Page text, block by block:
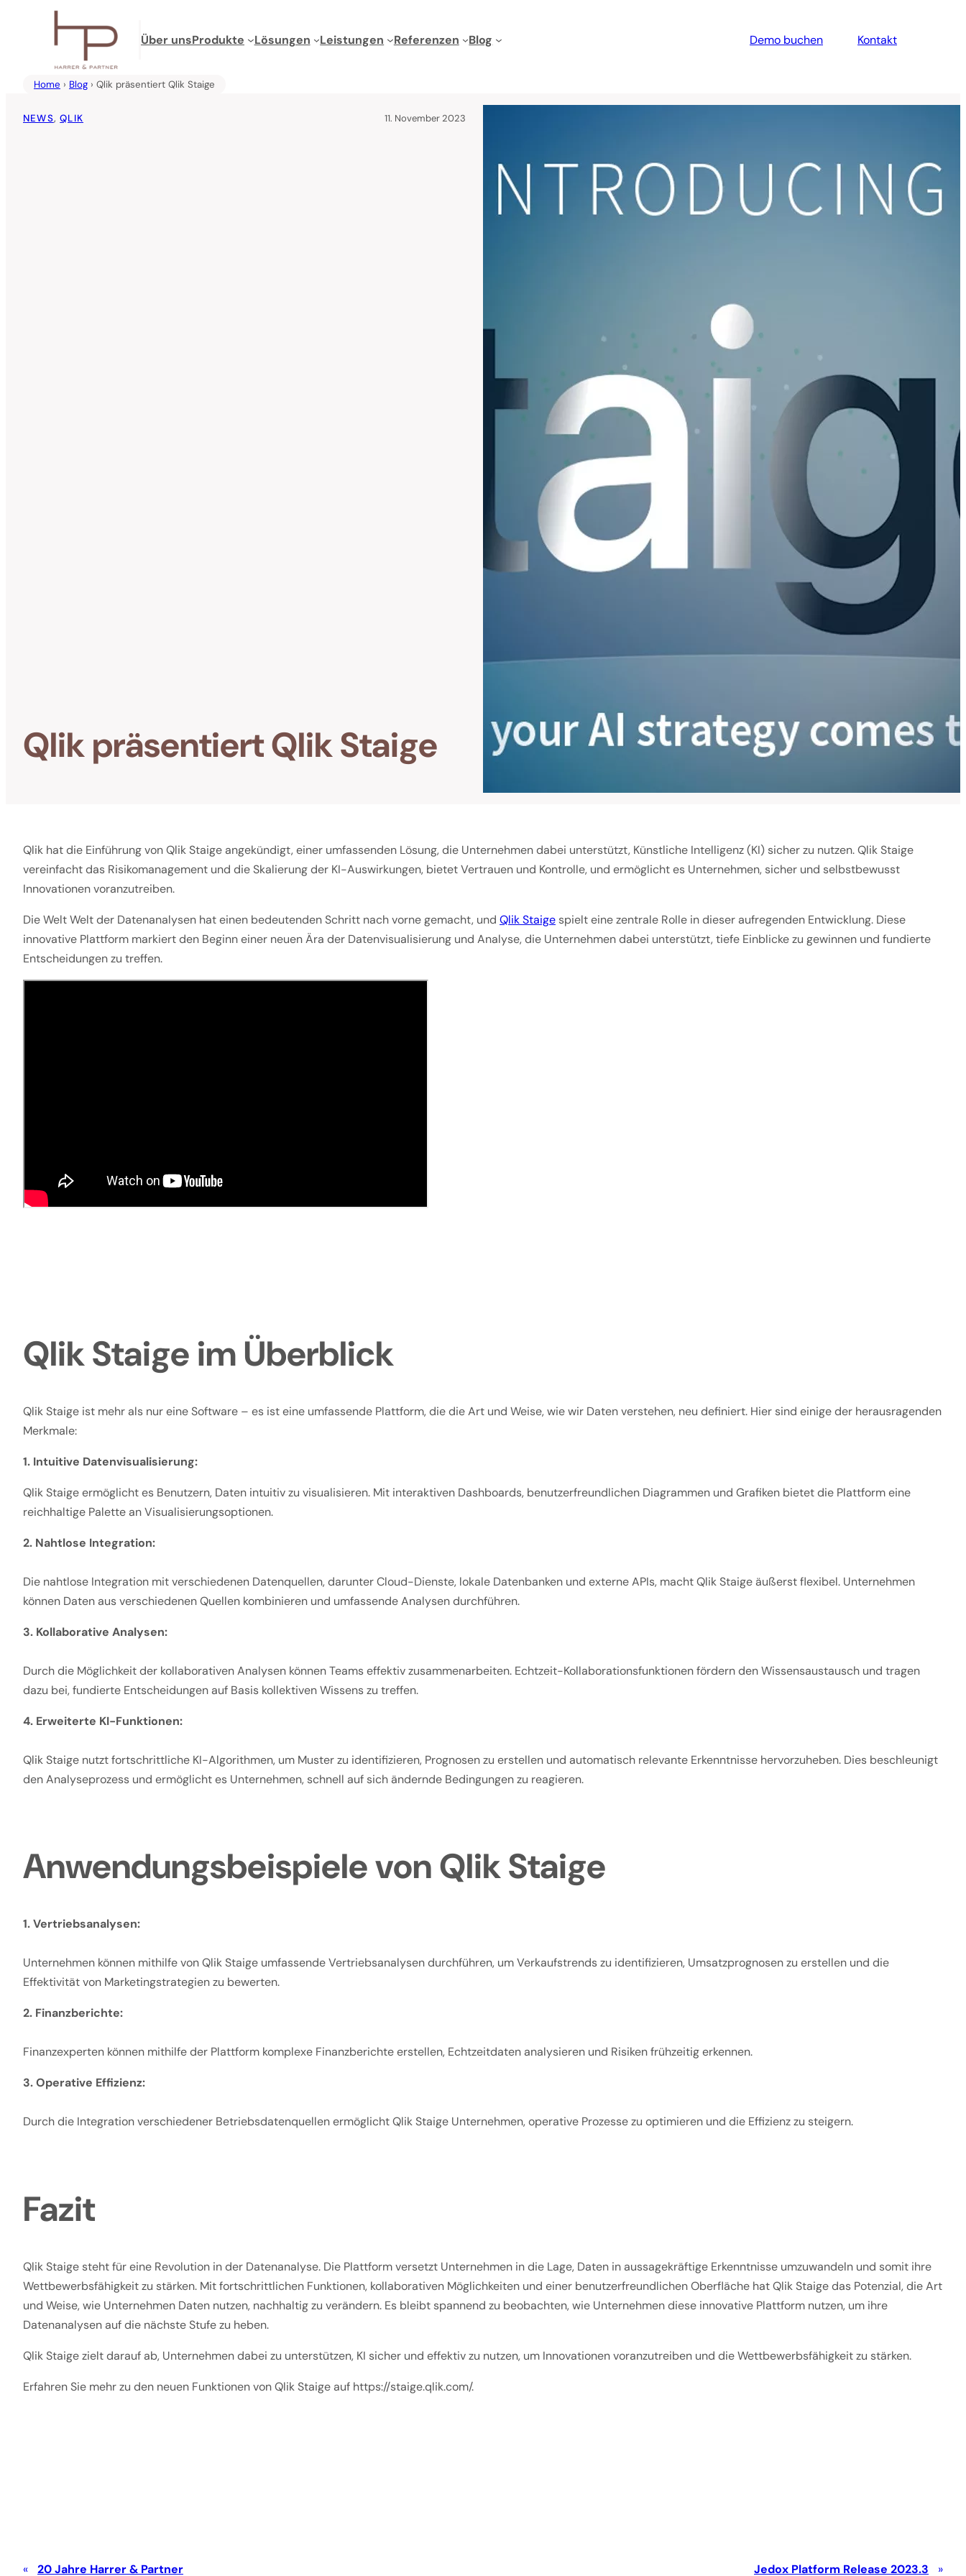
Über unsProdukte Lösungen Leistungen Referenzen Blog Demo buchen Kontakt
Home › Blog › Qlik präsentiert Qlik Staige
NEWS, QLIK 11. November 2023
Qlik präsentiert Qlik Staige
Qlik hat die Einführung von Qlik Staige angekündigt, einer umfassenden Lösung, die Unternehmen dabei unterstützt, Künstliche Intelligenz (KI) sicher zu nutzen. Qlik Staige
vereinfacht das Risikomanagement und die Skalierung der KI-Auswirkungen, bietet Vertrauen und Kontrolle, und ermöglicht es Unternehmen, sicher und selbstbewusst
Innovationen voranzutreiben.
Die Welt Welt der Datenanalysen hat einen bedeutenden Schritt nach vorne gemacht, und Qlik Staige spielt eine zentrale Rolle in dieser aufregenden Entwicklung. Diese
innovative Plattform markiert den Beginn einer neuen Ära der Datenvisualisierung und Analyse, die Unternehmen dabei unterstützt, tiefe Einblicke zu gewinnen und fundierte
Entscheidungen zu treffen.
Qlik Staige im Überblick
Qlik Staige ist mehr als nur eine Software – es ist eine umfassende Plattform, die die Art und Weise, wie wir Daten verstehen, neu definiert. Hier sind einige der herausragenden
Merkmale:
1. Intuitive Datenvisualisierung:
Qlik Staige ermöglicht es Benutzern, Daten intuitiv zu visualisieren. Mit interaktiven Dashboards, benutzerfreundlichen Diagrammen und Grafiken bietet die Plattform eine
reichhaltige Palette an Visualisierungsoptionen.
2. Nahtlose Integration:
Die nahtlose Integration mit verschiedenen Datenquellen, darunter Cloud-Dienste, lokale Datenbanken und externe APIs, macht Qlik Staige äußerst flexibel. Unternehmen
können Daten aus verschiedenen Quellen kombinieren und umfassende Analysen durchführen.
3. Kollaborative Analysen:
Durch die Möglichkeit der kollaborativen Analysen können Teams effektiv zusammenarbeiten. Echtzeit-Kollaborationsfunktionen fördern den Wissensaustausch und tragen
dazu bei, fundierte Entscheidungen auf Basis kollektiven Wissens zu treffen.
4. Erweiterte KI-Funktionen:
Qlik Staige nutzt fortschrittliche KI-Algorithmen, um Muster zu identifizieren, Prognosen zu erstellen und automatisch relevante Erkenntnisse hervorzuheben. Dies beschleunigt
den Analyseprozess und ermöglicht es Unternehmen, schnell auf sich ändernde Bedingungen zu reagieren.
Anwendungsbeispiele von Qlik Staige
1. Vertriebsanalysen:
Unternehmen können mithilfe von Qlik Staige umfassende Vertriebsanalysen durchführen, um Verkaufstrends zu identifizieren, Umsatzprognosen zu erstellen und die
Effektivität von Marketingstrategien zu bewerten.
2. Finanzberichte:
Finanzexperten können mithilfe der Plattform komplexe Finanzberichte erstellen, Echtzeitdaten analysieren und Risiken frühzeitig erkennen.
3. Operative Effizienz:
Durch die Integration verschiedener Betriebsdatenquellen ermöglicht Qlik Staige Unternehmen, operative Prozesse zu optimieren und die Effizienz zu steigern.
Fazit
Qlik Staige steht für eine Revolution in der Datenanalyse. Die Plattform versetzt Unternehmen in die Lage, Daten in aussagekräftige Erkenntnisse umzuwandeln und somit ihre
Wettbewerbsfähigkeit zu stärken. Mit fortschrittlichen Funktionen, kollaborativen Möglichkeiten und einer benutzerfreundlichen Oberfläche hat Qlik Staige das Potenzial, die Art
und Weise, wie Unternehmen Daten nutzen, nachhaltig zu verändern. Es bleibt spannend zu beobachten, wie Unternehmen diese innovative Plattform nutzen, um ihre
Datenanalysen auf die nächste Stufe zu heben.
Qlik Staige zielt darauf ab, Unternehmen dabei zu unterstützen, KI sicher und effektiv zu nutzen, um Innovationen voranzutreiben und die Wettbewerbsfähigkeit zu stärken.
Erfahren Sie mehr zu den neuen Funktionen von Qlik Staige auf https://staige.qlik.com/.
20 Jahre Harrer & Partner Jedox Platform Release 2023.3